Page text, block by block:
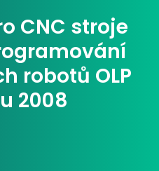
CNC stroje
robotů OLP
2008